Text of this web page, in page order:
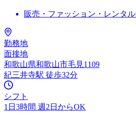
販売・ファッション・レンタル
勤務地
面接地
和歌山県和歌山市毛見1109
紀三井寺駅 徒歩32分
シフト
1日3時間 週2日からOK